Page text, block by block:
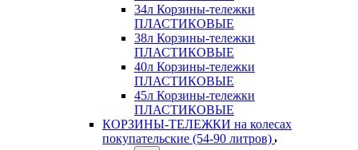
34л Корзины-тележки
ПЛАСТИКОВЫЕ
38л Корзины-тележки
ПЛАСТИКОВЫЕ
40л Корзины-тележки
ПЛАСТИКОВЫЕ
45л Корзины-тележки
ПЛАСТИКОВЫЕ
КОРЗИНЫ-ТЕЛЕЖКИ на колесах
покупательские (54-90 литров)